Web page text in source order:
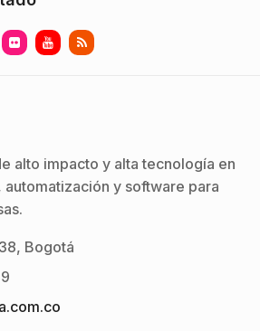
alto impacto y alta tecnología en
y software para
Bogotá